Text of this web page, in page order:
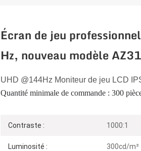
Écran de jeu
Hz, nouveau modèle
UHD @144Hz Moniteur de jeu LCD
Quantité minimale de commande : 300
Contraste : 1000:1
Luminosité : 300cd/m²